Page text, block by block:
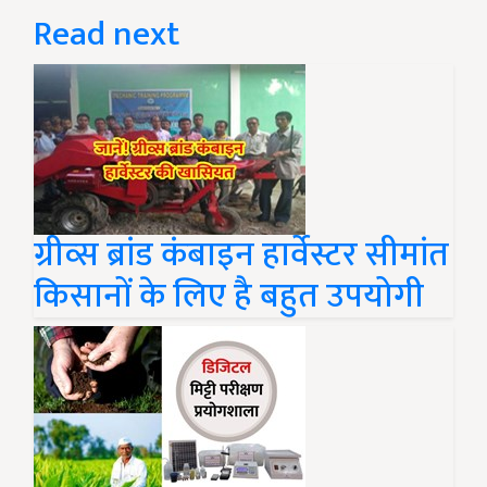
Read next
ग्रीव्स ब्रांड कंबाइन हार्वेस्टर सीमांत
किसानों के लिए है बहुत उपयोगी